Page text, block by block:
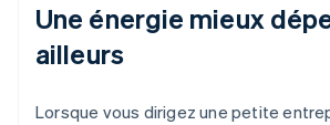
Une énergie mieux
ailleurs
Lorsque vous dirigez une petite